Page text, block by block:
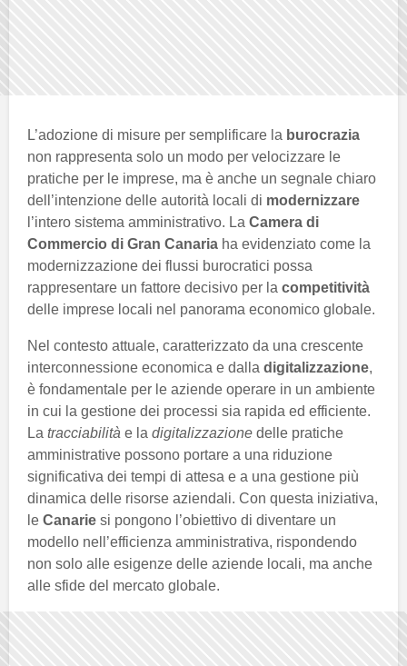
L’adozione di misure per semplificare la burocrazia
non rappresenta solo un modo per velocizzare le
pratiche per le imprese, ma è anche un segnale chiaro
dell’intenzione delle autorità locali di modernizzare
l’intero sistema amministrativo. La Camera di
Commercio di Gran Canaria ha evidenziato come la
modernizzazione dei flussi burocratici possa
rappresentare un fattore decisivo per la competitività
delle imprese locali nel panorama economico globale.
Nel contesto attuale, caratterizzato da una crescente
interconnessione economica e dalla digitalizzazione,
è fondamentale per le aziende operare in un ambiente
in cui la gestione dei processi sia rapida ed efficiente.
La tracciabilità e la digitalizzazione delle pratiche
amministrative possono portare a una riduzione
significativa dei tempi di attesa e a una gestione più
dinamica delle risorse aziendali. Con questa iniziativa,
le Canarie si pongono l’obiettivo di diventare un
modello nell’efficienza amministrativa, rispondendo
non solo alle esigenze delle aziende locali, ma anche
alle sfide del mercato globale.